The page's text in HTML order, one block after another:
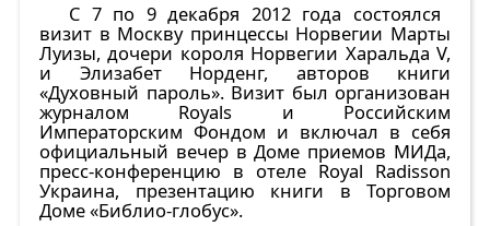
С 7 по 9 декабря 2012 года состоялся
визит в Москву принцессы Норвегии Марты
Луизы, дочери короля Норвегии Харальда V,
и Элизабет Норденг, авторов книги
«Духовный пароль». Визит был организован
журналом Royals и Российским
Императорским Фондом и включал в себя
официальный вечер в Доме приемов МИДа,
пресс-конференцию в отеле Royal Radisson
Украина, презентацию книги в Торговом
Доме «Библио-глобус».